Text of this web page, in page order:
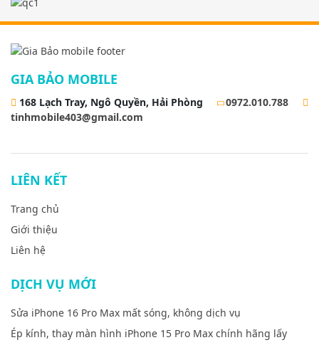
GIA BẢO MOBILE
168 Lạch Tray, Ngô Quyền, Hải Phòng
0972.010.788
tinhmobile403@gmail.com
LIÊN KẾT
Trang chủ
Giới thiệu
Liên hệ
DỊCH VỤ MỚI
Sửa iPhone 16 Pro Max mất sóng, không dịch vụ
Ép kính, thay màn hình iPhone 15 Pro Max chính hãng lấy